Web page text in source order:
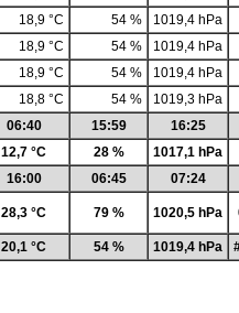
18,9 °C 54 %
1019,4 hPa
18,9 °C 54 %
1019,4 hPa
18,9 °C 54 %
1019,4 hPa
18,8 °C 54 %
1019,3 hPa
06:40 15:59
16:25
12,7 °C 28 %
1017,1 hPa
16:00 06:45 07:24
28,3 °C 79 % 1020,5 hPa
20,1 °C 54 % 1019,4 hPa